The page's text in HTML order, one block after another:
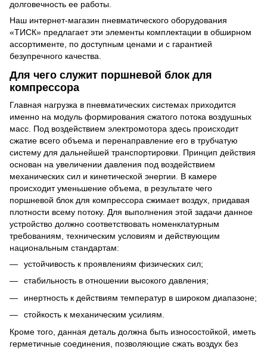
долговечность ее работы.
Наш интернет-магазин пневматического оборудования
«ТИСК» предлагает эти элементы комплектации в обширном
ассортименте, по доступным ценами и с гарантией
безупречного качества.
Для чего служит поршневой блок для
компрессора
Главная нагрузка в пневматических системах приходится
именно на модуль формирования сжатого потока воздушных
масс. Под воздействием электромотора здесь происходит
сжатие всего объема и перенаправление его в трубчатую
систему для дальнейшей транспортировки. Принцип действия
основан на увеличении давления под воздействием
механических сил и кинетической энергии. В камере
происходит уменьшение объема, в результате чего
поршневой блок для компрессора сжимает воздух, придавая
плотности всему потоку. Для выполнения этой задачи данное
устройство должно соответствовать номенклатурным
требованиям, техническим условиям и действующим
национальным стандартам:
устойчивость к проявлениям физических сил;
стабильность в отношении высокого давления;
инертность к действиям температур в широком диапазоне;
стойкость к механическим усилиям.
Кроме того, данная деталь должна быть износостойкой, иметь
герметичные соединения, позволяющие сжать воздух без